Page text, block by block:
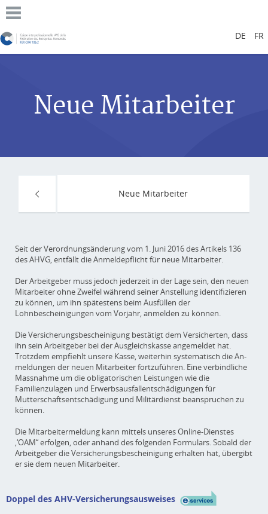
DE FR
Neue Mitarbeiter
Neue Mitarbeiter
Seit der Verordnungsänderung vom 1. Juni 2016 des Artikels 136
des AHVG, entfällt die Anmeldepflicht für neue Mitarbeiter.
Der Arbeitgeber muss jedoch jederzeit in der Lage sein, den neuen
Mitarbeiter ohne Zweifel während seiner Anstellung identifizieren
zu können, um ihn spätestens beim Ausfüllen der
Lohnbescheinigungen vom Vorjahr, anmelden zu können.
Die Versicherungsbescheinigung bestätigt dem Versicherten, dass
ihn sein Arbeitgeber bei der Ausgleichskasse angemeldet hat.
Trotzdem empfiehlt unsere Kasse, weiterhin systematisch die An-
meldungen der neuen Mitarbeiter fortzuführen. Eine verbindliche
Massnahme um die obligatorischen Leistungen wie die
Familienzulagen und Erwerbsausfallentschädigungen für
Mutterschaftsentschädigung und Militärdienst beanspruchen zu
können.
Die Mitarbeitermeldung kann mittels unseres Online-Dienstes
‚‘OAM‘‘ erfolgen, oder anhand des folgenden Formulars. Sobald der
Arbeitgeber die Versicherungsbescheinigung erhalten hat, übergibt
er sie dem neuen Mitarbeiter.
Doppel des AHV-Versicherungsausweises